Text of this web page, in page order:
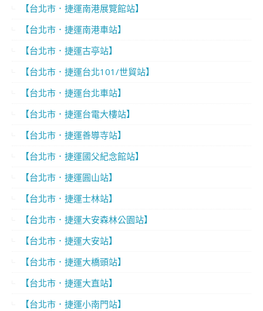
【台北市．捷運南港展覽館站】
【台北市．捷運南港車站】
【台北市．捷運古亭站】
【台北市．捷運台北101/世貿站】
【台北市．捷運台北車站】
【台北市．捷運台電大樓站】
【台北市．捷運善導寺站】
【台北市．捷運國父紀念館站】
【台北市．捷運圓山站】
【台北市．捷運士林站】
【台北市．捷運大安森林公園站】
【台北市．捷運大安站】
【台北市．捷運大橋頭站】
【台北市．捷運大直站】
【台北市．捷運小南門站】